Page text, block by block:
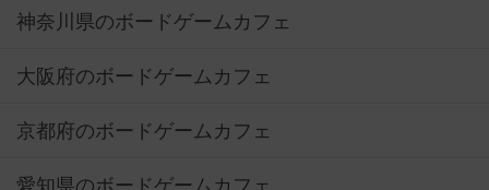
神奈川県のボードゲームカフェ
大阪府のボードゲームカフェ
京都府のボードゲームカフェ